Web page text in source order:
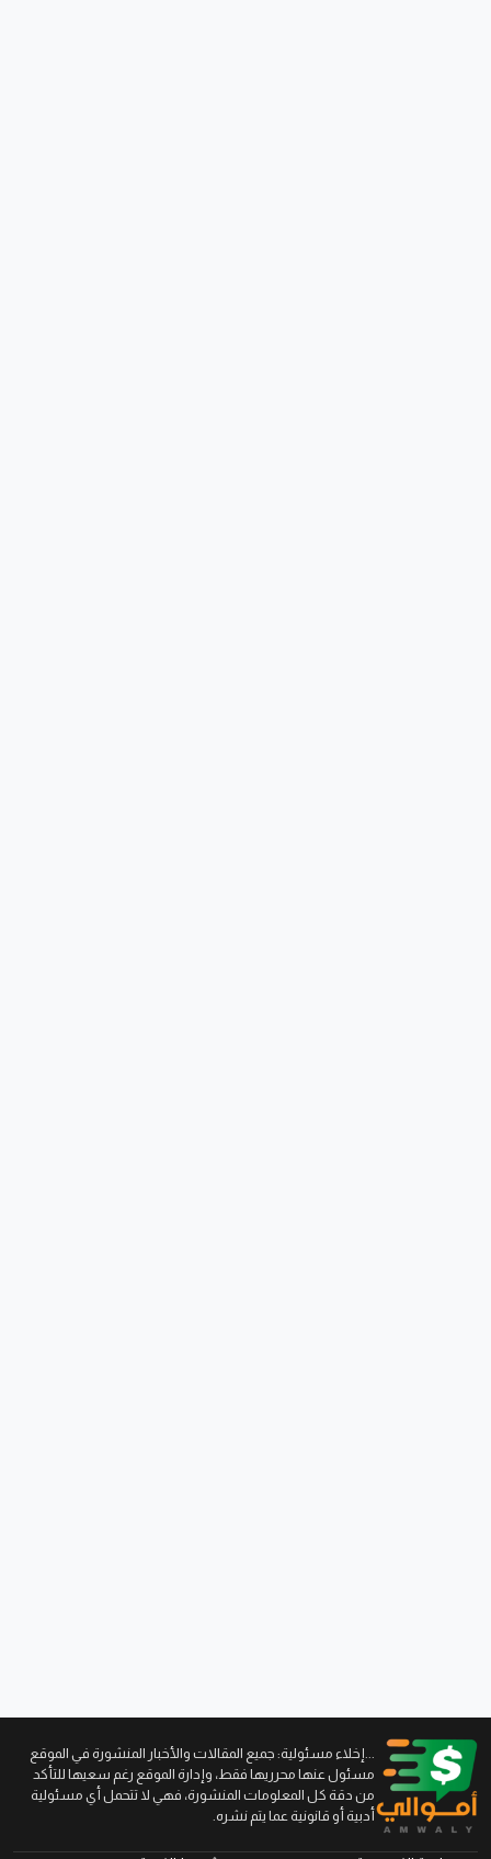
...إخلاء مسئولية: جميع المقالات والأخبار المنشورة في الموقع
مسئول عنها محرريها فقط، وإدارة الموقع رغم سعيها للتأكد
من دقة كل المعلومات المنشورة، فهي لا تتحمل أي مسئولية
أدبية أو قانونية عما يتم نشره.